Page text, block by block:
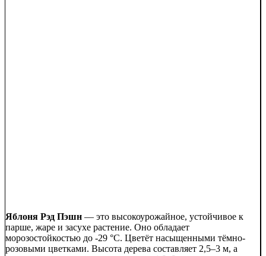
Яблоня Рэд Пэшн — это высокоурожайное, устойчивое к
парше, жаре и засухе растение. Оно обладает
морозостойкостью до -29 °C. Цветёт насыщенными тёмно-
розовыми цветками. Высота дерева составляет 2,5–3 м, а